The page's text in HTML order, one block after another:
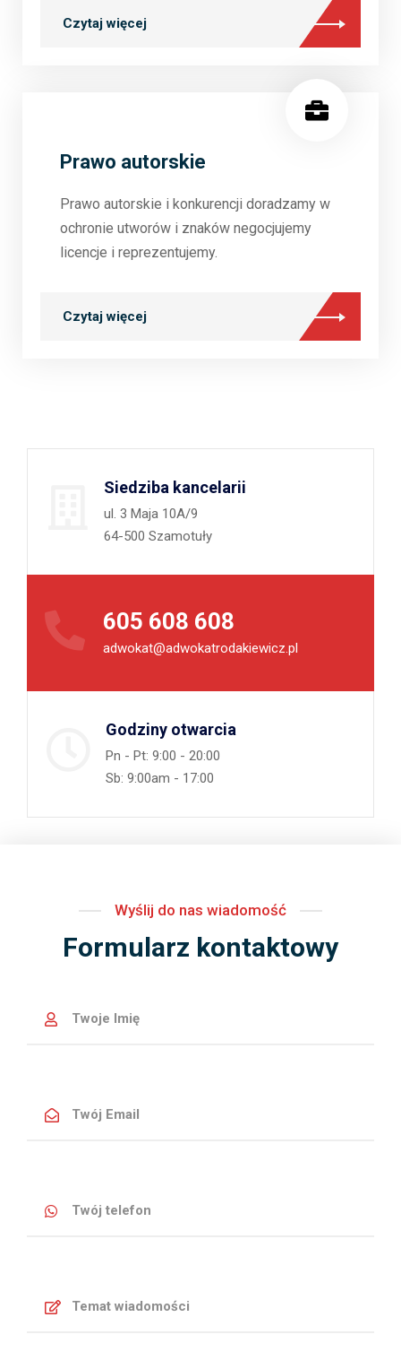
Czytaj więcej
Prawo autorskie
Prawo autorskie i konkurencji doradzamy w
ochronie utworów i znaków negocjujemy
licencje i reprezentujemy.
Czytaj więcej
Siedziba kancelarii
ul. 3 Maja 10A/9
64-500 Szamotuły
605 608 608
adwokat@adwokatrodakiewicz.pl
Godziny otwarcia
Pn - Pt: 9:00 - 20:00
Sb: 9:00am - 17:00
Wyślij do nas wiadomość
Formularz kontaktowy